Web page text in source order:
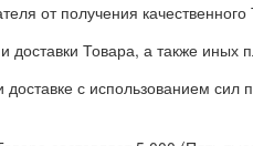
от получения
доставки Товара, а также
с использованием